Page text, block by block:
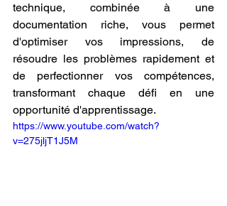
technique, combinée à une
documentation riche, vous permet
d'optimiser vos impressions, de
résoudre les problèmes rapidement et
de perfectionner vos compétences,
transformant chaque défi en une
opportunité d'apprentissage.
https://www.youtube.com/watch?
v=275jljT1J5M